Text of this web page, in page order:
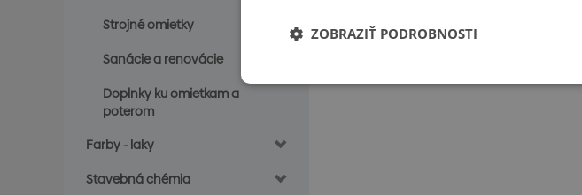
Strojné omietky
Sanácie a renovácie
Doplnky ku omietkam a
poterom
Farby - laky
Stavebná chémia
ZOBRAZIŤ PODROBNOSTI